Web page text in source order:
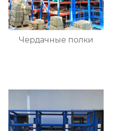
Чердачные полки